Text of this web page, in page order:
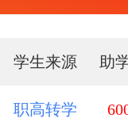
学生来源 助
职高转学